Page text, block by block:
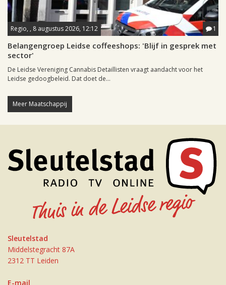
Regio, , 8 augustus 2026, 12:12 1
Belangengroep Leidse coffeeshops: 'Blijf in gesprek met
sector'
De Leidse Vereniging Cannabis Detaillisten vraagt aandacht voor het
Leidse gedoogbeleid. Dat doet de...
Meer Maatschappij
Sleutelstad
Middelstegracht 87A
2312 TT Leiden
E-mail